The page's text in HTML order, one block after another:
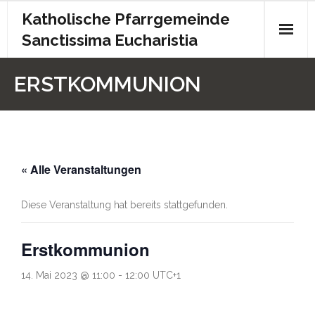
Katholische Pfarrgemeinde
Sanctissima Eucharistia
Pfarrbrief
Archiv
ERSTKOMMUNION
« Alle Veranstaltungen
Diese Veranstaltung hat bereits stattgefunden.
Erstkommunion
14. Mai 2023 @ 11:00 - 12:00 UTC+1